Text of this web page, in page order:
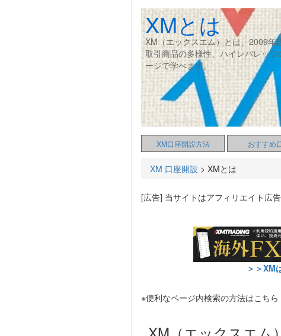
XMとは
XM（エックスエム）とは、2009年
取引商品の多様性、ハイレバレッ
ージで学べます。
XM口座開設方法 おすすめ
XM 口座開設 > XMとは
[広告] 当サイトはアフィリエイト広
＞＞XM
※便利なページ内検索の方法はこちら